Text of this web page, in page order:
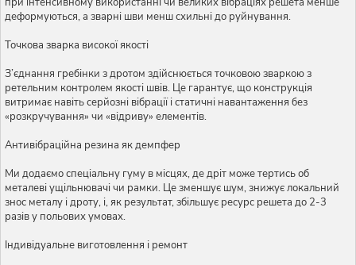
деформуються, а зварні шви менш схильні до руйнування.
Точкова зварка високої якості
З’єднання гребінки з дротом здійснюється точковою зваркою з
ретельним контролем якості швів. Це гарантує, що конструкція
витримає навіть серйозні вібрації і статичні навантаження без
«розкручування» чи «відриву» елементів.
Антивібраційна резина як демпфер
Ми додаємо спеціальну гуму в місцях, де дріт може тертись об
металеві ущільнювачі чи рамки. Це зменшує шум, знижує локальний
знос металу і дроту, і, як результат, збільшує ресурс решета до 2-3
разів у польових умовах.
Індивідуальне виготовлення і ремонт